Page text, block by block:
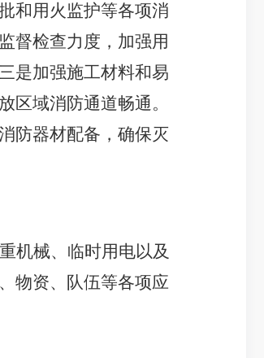
和用火监护等各项消
督检查力度，加强用
是加强施工材料和易
区域消防通道畅通。
防器材配备，确保灭
机械、临时用电以及
物资、队伍等各项应